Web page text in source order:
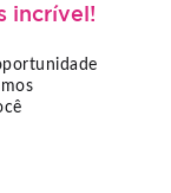
incrível!